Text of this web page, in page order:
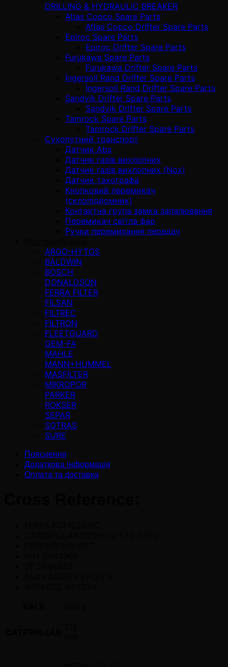
DRILLING & HYDRAULIC BREAKER
Atlas Copco Spare Parts
Atlas Copco Drifter Spare Parts
Epiroc Spare Parts
Epiroc Drifter Spare Parts
Furukawa Spare Parts
Furukawa Drifter Spare Parts
İngersoll Rand Drifter Spare Parts
İngersoll Rand Drifter Spare Parts
Sandvik Drifter Spare Parts
Sandvik Drifter Spare Parts
Tamrock Spare Parts
Tamrock Drifter Spare Parts
Сухопутний транспорт
Датчик Abs
Датчик газів вихлопних
Датчик газів вихлопних (Nox)
Датчик тахографа
Кнопковий перемикач
(склопідйомник)
Контактна група замка запалювання
Перемикач світла фар
Ручки перемикання передач
ARGO-HYTOS
BALDWIN
BOSCH
DONALDSON
FERRA FILTER
FİLSAN
FILTREC
FILTRON
FLEETGUARD
GEM-FA
MAHLE
MANN+HUMMEL
MASFİLTER
MİKROPOR
PARKER
ROKSER
SEPAR
SOTRAS
SURE
Пояснення
Додаткова інформація
Оплата та доставка